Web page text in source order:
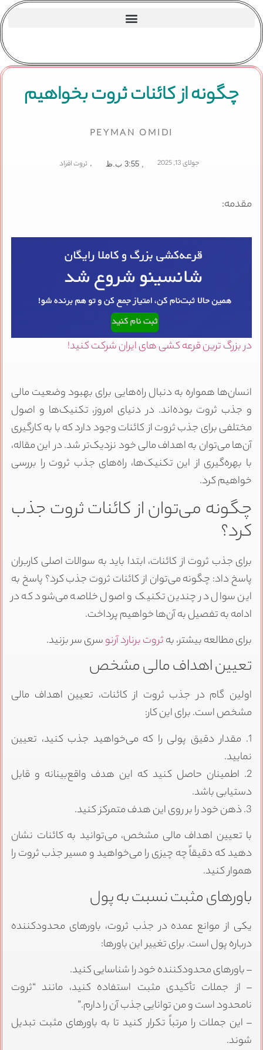
چگونه از کائنات ثروت بخواهیم
PEYMAN OMIDI
جولای 13, 2025 3:55 ب.ظ , ثروت افراد
مقدمه:
در بزرگ ترین قرعه کشی های ایران شرکت کنید!
انسان‌ها همواره به دنبال راه‌هایی برای بهبود وضعیت مالی
و جذب ثروت بوده‌اند. در دنیای امروز، تکنیک‌ها و اصول
مختلفی برای جذب ثروت از کائنات وجود دارد که با به کارگیری
آن‌ها می‌توان به اهداف مالی خود نزدیک‌تر شد. در این مقاله،
با بهره‌گیری از این تکنیک‌ها، راه‌های جذب ثروت را بررسی
خواهیم کرد.
چگونه می‌توان از کائنات ثروت جذب
کرد؟
برای جذب ثروت از کائنات، ابتدا باید به سوالات اصلی کاربران
پاسخ داد: چگونه می‌توان از کائنات ثروت جذب کرد؟ پاسخ به
این سوال در چندین تکنیک و اصول خلاصه می‌شود که در
ادامه به تفصیل به آن‌ها خواهیم پرداخت.
برای مطالعه بیشتر، بهثروت برنارد آرنوسری سر بزنید.
تعیین اهداف مالی مشخص
اولین گام در جذب ثروت از کائنات، تعیین اهداف مالی
مشخص است. برای این کار:
1. مقدار دقیق پولی را که می‌خواهید جذب کنید، تعیین
نمایید.
2. اطمینان حاصل کنید که این هدف واقع‌بینانه و قابل
دستیابی باشد.
3. ذهن خود را بر روی این هدف متمرکز کنید.
با تعیین اهداف مالی مشخص، می‌توانید به کائنات نشان
دهید که دقیقاً چه چیزی را می‌خواهید و مسیر جذب ثروت را
هموار کنید.
باورهای مثبت نسبت به پول
یکی از موانع عمده در جذب ثروت، باورهای محدودکننده
درباره پول است. برای تغییر این باورها:
– باورهای محدودکننده خود را شناسایی کنید.
– از جملات تأکیدی مثبت استفاده کنید، مانند “ثروت
نامحدود است و من توانایی جذب آن را دارم.”
– این جملات را مرتباً تکرار کنید تا به باورهای مثبت تبدیل
شوند.